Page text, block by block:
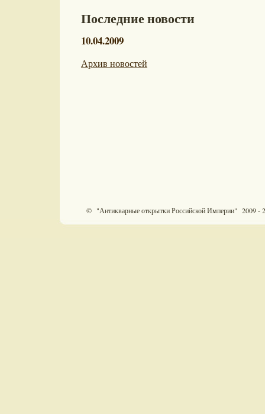
Последние новости
10.04.2009
Архив новостей
© "Антикварные открытки Российской Империи" 2009 -